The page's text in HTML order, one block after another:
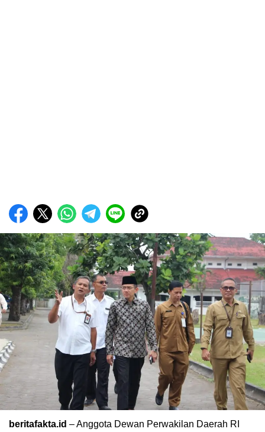
beritafakta.id – Anggota Dewan Perwakilan Daerah RI